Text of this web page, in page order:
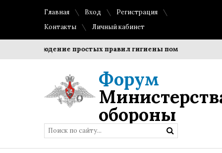
Главная Вход
Регистрация
Контакты
Личный кабинет
Соблюдение простых правил гигиены помогает
Форум
обороны